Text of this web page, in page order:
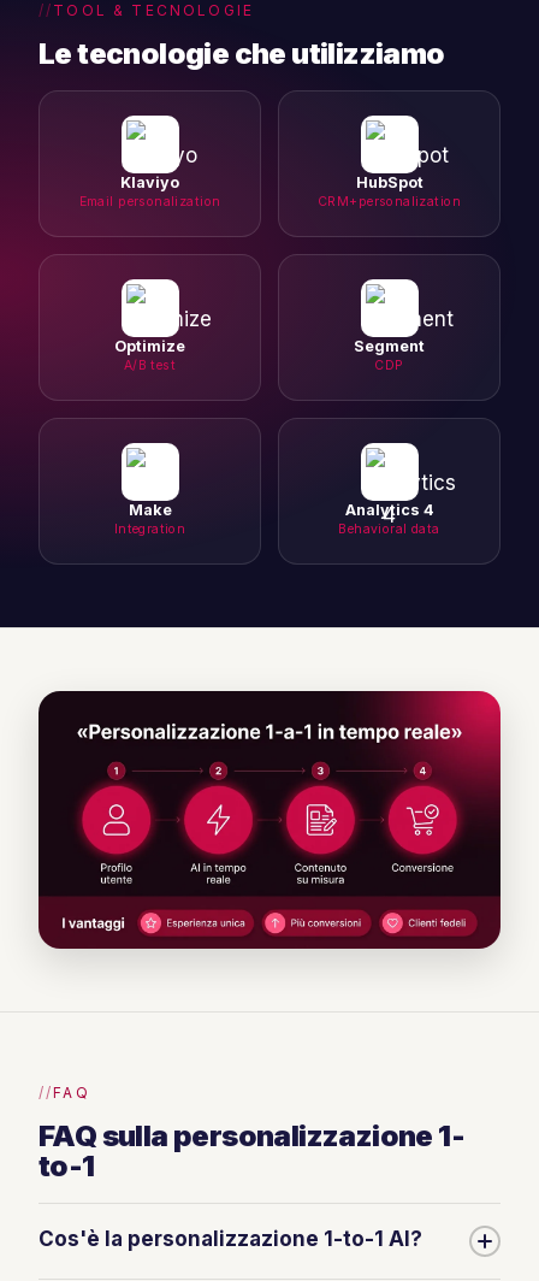
TOOL & TECNOLOGIE
Le tecnologie che utilizziamo
Klaviyo
Email personalization
HubSpot
CRM+personalization
Optimize
A/B test
Segment
CDP
Make
Integration
Analytics 4
Behavioral data
FAQ
FAQ sulla personalizzazione 1-
to-1
Cos'è la personalizzazione 1-to-1 AI?